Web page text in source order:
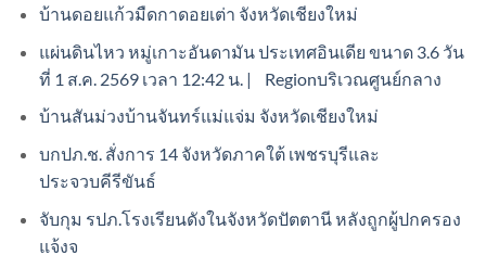
บ้านดอยแก้วมืดกาดอยเต่า จังหวัดเชียงใหม่
แผ่นดินไหว หมู่เกาะอันดามัน ประเทศอินเดีย ขนาด 3.6 วัน
ที่ 1 ส.ค. 2569 เวลา 12:42 น. | Regionบริเวณศูนย์กลาง
บ้านสันม่วงบ้านจันทร์แม่แจ่ม จังหวัดเชียงใหม่
บกปภ.ช. สั่งการ 14 จังหวัดภาคใต้ เพชรบุรีและ
ประจวบคีรีขันธ์
จับกุม รปภ.โรงเรียนดังในจังหวัดปัตตานี หลังถูกผู้ปกครอง
แจ้งจ